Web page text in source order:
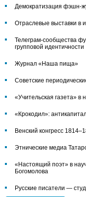
Демократизация фэшн-
Отраслевые выставки в
Телеграм-сообщества
групповой идентичности
Журнал «Наша пища»
Советские
«Учительская газета» в
«Крокодил»:
Венский конгресс
Этнические медиа
«Настоящий поэт» в
Богомолова
Русские писатели —